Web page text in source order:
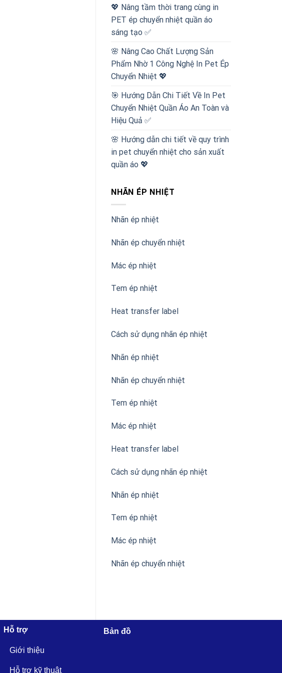
💖 Nâng tầm thời trang cùng in
PET ép chuyển nhiệt quần áo
sáng tạo ✅
🌸 Nâng Cao Chất Lượng Sản
Phẩm Nhờ 1 Công Nghệ In Pet Ép
Chuyển Nhiệt 💖
🎯 Hướng Dẫn Chi Tiết Về In Pet
Chuyển Nhiệt Quần Áo An Toàn và
Hiệu Quả ✅
🌸 Hướng dẫn chi tiết về quy trình
in pet chuyển nhiệt cho sản xuất
quần áo 💖
NHÃN ÉP NHIỆT
Nhãn ép nhiệt
Nhãn ép chuyển nhiệt
Mác ép nhiệt
Tem ép nhiệt
Heat transfer label
Cách sử dụng nhãn ép nhiệt
Nhãn ép nhiệt
Nhãn ép chuyển nhiệt
Tem ép nhiệt
Mác ép nhiệt
Heat transfer label
Cách sử dụng nhãn ép nhiệt
Nhãn ép nhiệt
Tem ép nhiệt
Mác ép nhiệt
Nhãn ép chuyển nhiệt
Hỗ trợ
Giới thiệu
Hỗ trợ kỹ thuật
Bản đồ